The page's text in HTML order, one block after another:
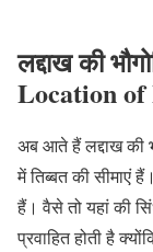
लद्दाख की
Location
अब आते हैं लद्दाख की
में तिब्बत की सीमाएं
हैं। वैसे तो यहां की
प्रवाहित होती है